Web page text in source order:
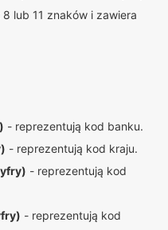
8 lub 11 znaków i zawiera
- reprezentują kod banku.
- reprezentują kod kraju.
- reprezentują kod
- reprezentują kod